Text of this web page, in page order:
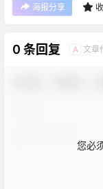
海报分享
0 条回复 A 文章
您必